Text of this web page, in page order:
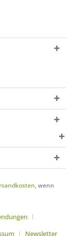
, wenn
Newsletter